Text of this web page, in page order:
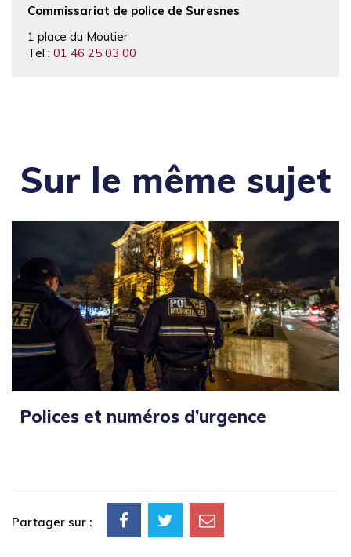
Commissariat de police de Suresnes
1 place du Moutier
Tel : 01 46 25 03 00
Sur le même sujet
Polices et numéros d’urgence
Partager sur :